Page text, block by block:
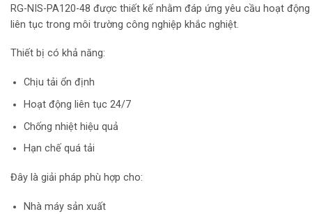
RG-NIS-PA120-48 được thiết kế nhằm đáp ứng yêu cầu hoạt động
liên tục trong môi trường công nghiệp khắc nghiệt.
Thiết bị có khả năng:
Chịu tải ổn định
Hoạt động liên tục 24/7
Chống nhiệt hiệu quả
Hạn chế quá tải
Đây là giải pháp phù hợp cho:
Nhà máy sản xuất